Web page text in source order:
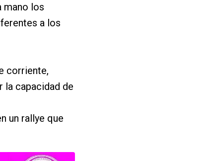
mano los
a los
corriente,
la capacidad de
un rallye que